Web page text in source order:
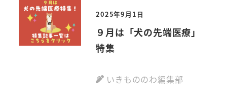
2025年9月1日
９月は「犬の先端医療」
特集
いきもののわ編集部